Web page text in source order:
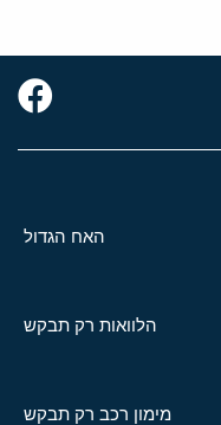
האח הגדול
הלוואות רק תבקש
מימון רכב רק תבקש